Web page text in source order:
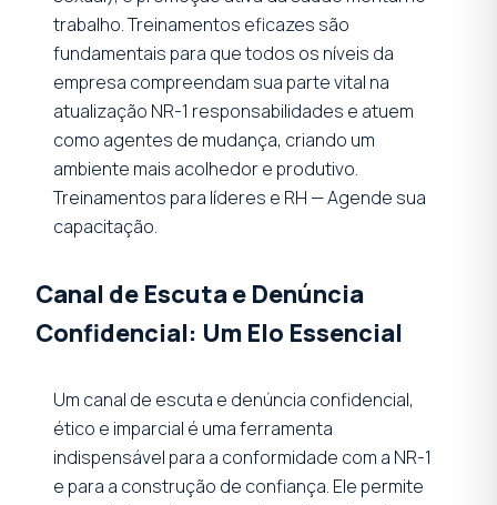
trabalho. Treinamentos eficazes são
fundamentais para que todos os níveis da
empresa compreendam sua parte vital na
atualização NR-1 responsabilidades e atuem
como agentes de mudança, criando um
ambiente mais acolhedor e produtivo.
Treinamentos para líderes e RH — Agende sua
capacitação.
Canal de Escuta e Denúncia
Confidencial: Um Elo Essencial
Um canal de escuta e denúncia confidencial,
ético e imparcial é uma ferramenta
indispensável para a conformidade com a NR-1
e para a construção de confiança. Ele permite